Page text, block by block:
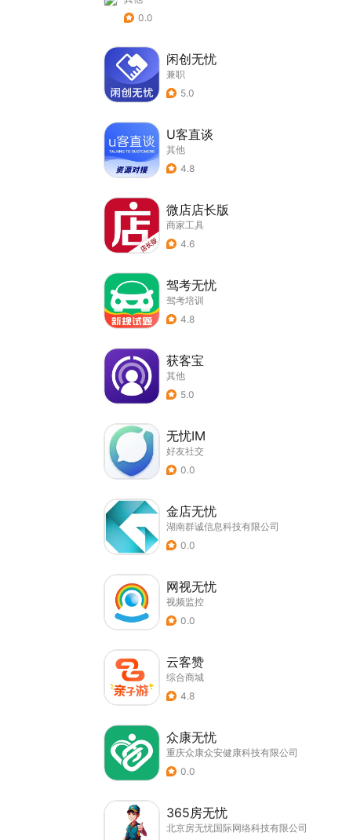
0.0
闲创无忧
兼职
5.0
U客直谈
其他
4.8
微店店长版
商家工具
4.6
驾考无忧
驾考培训
4.8
获客宝
其他
5.0
无忧IM
好友社交
0.0
金店无忧
湖南群诚信息科技有限公司
0.0
网视无忧
视频监控
0.0
云客赞
综合商城
4.8
众康无忧
重庆众康众安健康科技有限公司
0.0
365房无忧
北京房无忧国际网络科技有限公司